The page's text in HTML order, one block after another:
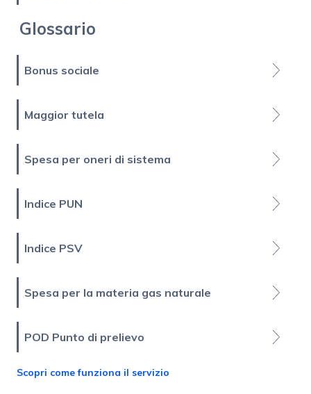
Glossario
Bonus sociale
Maggior tutela
Spesa per oneri di sistema
Indice PUN
Indice PSV
Spesa per la materia gas naturale
POD Punto di prelievo
Scopri come funziona il servizio